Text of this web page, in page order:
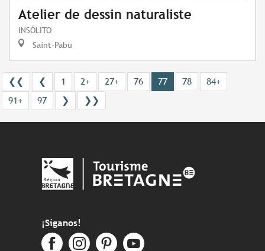
Atelier de dessin naturaliste
INSÓLITO
Saint-Pabu
❮❮ ❮ 1 2+ 27+ 76 77 78
84+
91+
97 ❯ ❯❯
¡Síganos!